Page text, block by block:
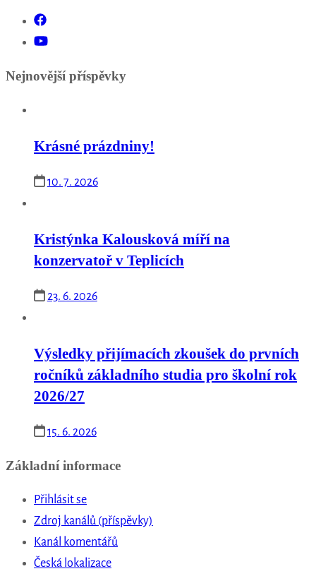
Nejnovější příspěvky
Krásné prázdniny!
10. 7. 2026
Kristýnka Kalousková míří na
konzervatoř v Teplicích
23. 6. 2026
Výsledky přijímacích zkoušek do prvních
ročníků základního studia pro školní rok
2026/27
15. 6. 2026
Základní informace
Přihlásit se
Zdroj kanálů (příspěvky)
Kanál komentářů
Česká lokalizace